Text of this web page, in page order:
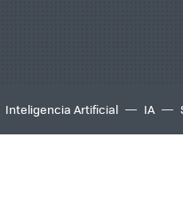
Inteligencia Artificial IA